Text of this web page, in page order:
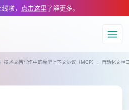
is available at https://
啦， 点击这里了解更多。
导航
技术文档写作中的模型上下文协议（MCP）：自动化文档